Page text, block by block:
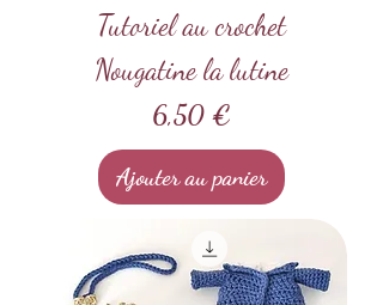
Tutoriel au crochet
Nougatine la lutine
Prix
6,50 €
Ajouter au panier